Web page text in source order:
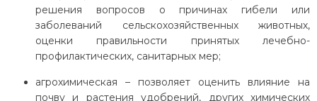
решения вопросов о причинах гибели или
заболеваний сельскохозяйственных животных,
оценки правильности принятых лечебно-
профилактических, санитарных мер;
агрохимическая – позволяет оценить влияние на
почву и растения удобрений, других химических